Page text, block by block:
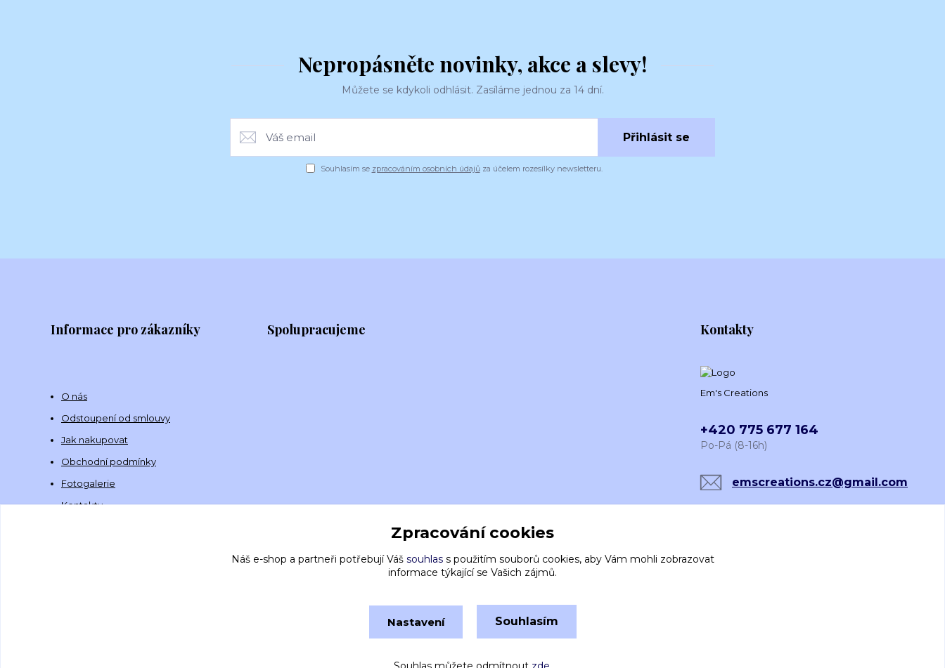
Nepropásněte novinky, akce a slevy!
Můžete se kdykoli odhlásit. Zasíláme jednou za 14 dní.
Přihlásit se
Souhlasím se zpracováním osobních údajůza účelem rozesílky newsletteru.
Informace pro zákazníky
O nás
Odstoupení od smlouvy
Jak nakupovat
Obchodní podmínky
Fotogalerie
Kontakty
Spolupracujeme Kontakty
Em's Creations
+420 775 677 164
Po-Pá (8-16h)
emscreations.cz@gmail.com
Zpracování cookies
Náš e-shop a partneři potřebují Váš souhlass použitím souborů cookies, aby Vám mohli zobrazovat
informace týkající se Vašich zájmů.
Nastavení Souhlasím